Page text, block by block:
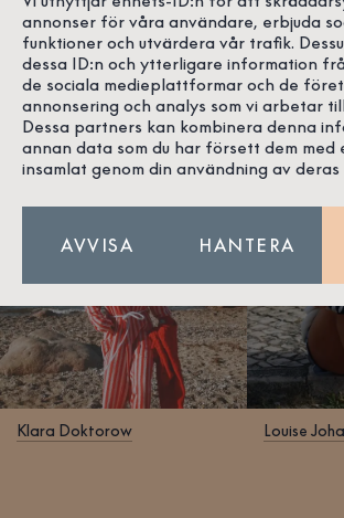
vår passion för havet, kusten,
design. Och allt annat magiskt i livet.
några av dem, som precis som vi
stilrent.
Klara Doktorow Louise
annonser för våra användare, erbjuda
funktioner och utvärdera vår trafik.
dessa ID:n och ytterligare information
de sociala medieplattformar och de
annonsering och analys som vi arbetar
Dessa partners kan kombinera denna
annan data som du har försett dem med
insamlat genom din användning av deras
AVVISA HANTERA